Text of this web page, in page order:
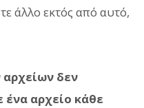
άλλο εκτός από αυτό,
δεν
αρχείο κάθε